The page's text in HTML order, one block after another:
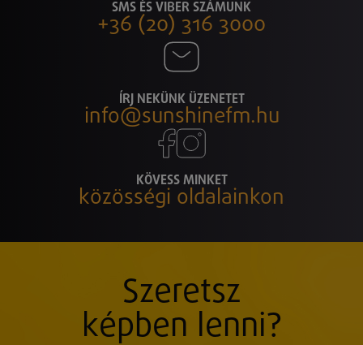
SMS ÉS VIBER SZÁMUNK
+36 (20) 316 3000
ÍRJ NEKÜNK ÜZENETET
info@sunshinefm.hu
KÖVESS MINKET
közösségi oldalainkon
Szeretsz
képben lenni?